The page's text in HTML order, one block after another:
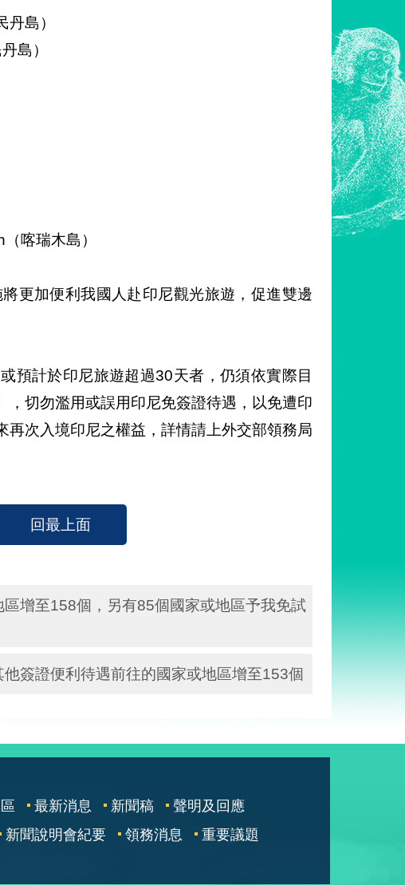
島）
島）
喀瑞木島）
更加便利我國人赴印尼觀光旅遊，促進雙邊
預計於印尼旅遊超過30天者，仍須依實際目
切勿濫用或誤用印尼免簽證待遇，以免遭印
次入境印尼之權益，詳情請上外交部領務局
回最上面
增至158個，另有85個國家或地區予我免試
簽證便利待遇前往的國家或地區增至153個
最新消息 新聞稿
聲明及回應
新聞說明會紀要 領務消息
重要議題